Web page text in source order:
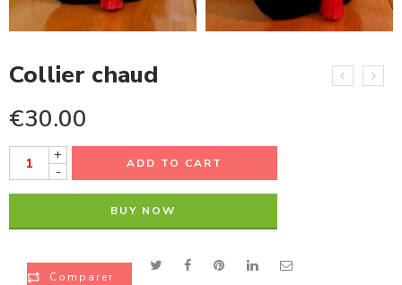
Collier chaud
€30.00
+
-
ADD TO CART
BUY NOW
Comparer